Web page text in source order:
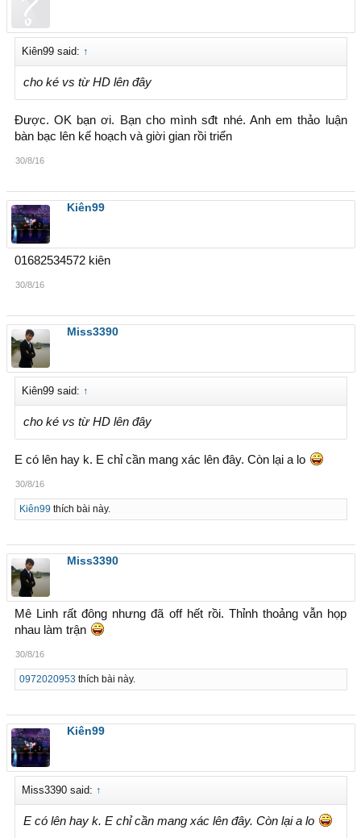
Kiên99 said: ↑
cho ké vs từ HD lên đây
Được. OK bạn ơi. Bạn cho mình sđt nhé. Anh em thảo luận
bàn bạc lên kế hoạch và giời gian rồi triển
30/8/16
Kiên99
01682534572 kiên
30/8/16
Miss3390
Kiên99 said: ↑
cho ké vs từ HD lên đây
E có lên hay k. E chỉ cần mang xác lên đây. Còn lại a lo
30/8/16
Kiên99 thích bài này.
Miss3390
Mê Linh rất đông nhưng đã off hết rồi. Thỉnh thoảng vẫn họp
nhau làm trận
30/8/16
0972020953 thích bài này.
Kiên99
Miss3390 said: ↑
E có lên hay k. E chỉ cần mang xác lên đây. Còn lại a lo